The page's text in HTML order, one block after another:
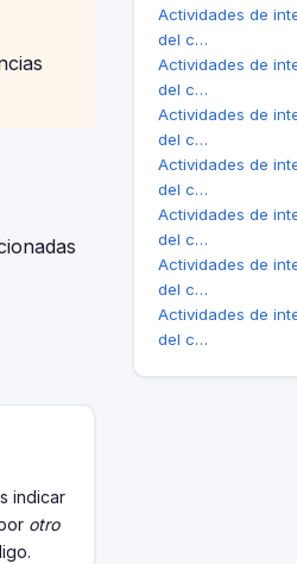
indicar
otro
Actividades de
del c…
Actividades de
del c…
Actividades de
del c…
Actividades de
del c…
Actividades de
del c…
Actividades de
del c…
Actividades de
del c…